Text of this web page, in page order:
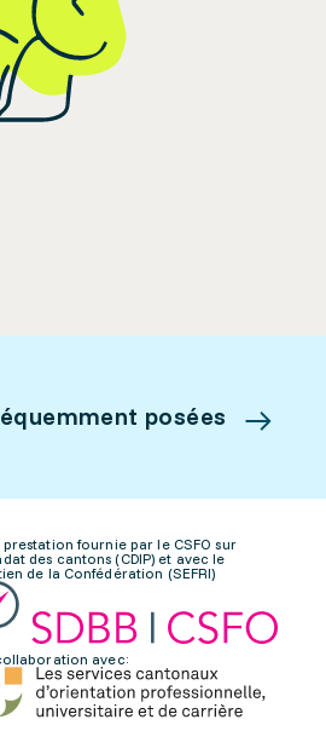
posées
prestation fournie par le CSFO sur
des cantons (CDIP) et avec le
de la Confédération (SEFRI)
avec: